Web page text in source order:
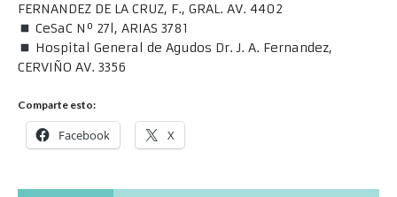
FERNANDEZ DE LA CRUZ, F., GRAL. AV. 4402
CeSaC Nº 27l, ARIAS 3781
Hospital General de Agudos Dr. J. A. Fernandez,
CERVIÑO AV. 3356
Comparte esto:
Facebook X